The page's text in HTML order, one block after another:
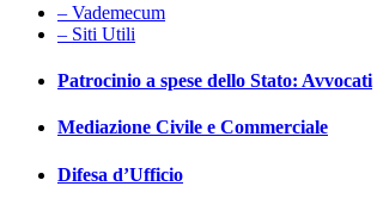
– Vademecum
– Siti Utili
Patrocinio a spese dello Stato: Avvocati
Mediazione Civile e Commerciale
Difesa d’Ufficio